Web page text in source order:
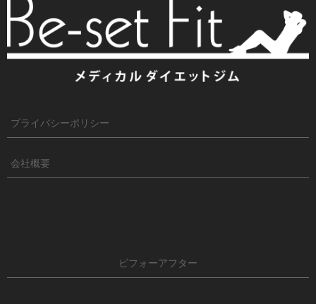
プライバシーポリシー
会社概要
ビフォーアフター